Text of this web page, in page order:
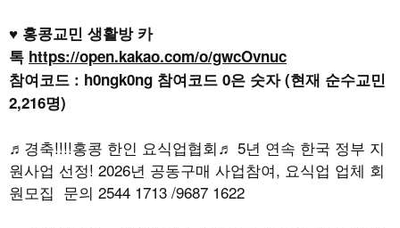
♥ 홍콩교민 생활방 카
톡 https://open.kakao.com/o/gwcOvnuc
참여코드 : h0ngk0ng 참여코드 0은 숫자 (현재 순수교민
2,216명)
♬경축!!!!홍콩 한인 요식업협회♬ 5년 연속 한국 정부 지
원사업 선정! 2026년 공동구매 사업참여, 요식업 업체 회
원모집 문의 2544 1713 /9687 1622